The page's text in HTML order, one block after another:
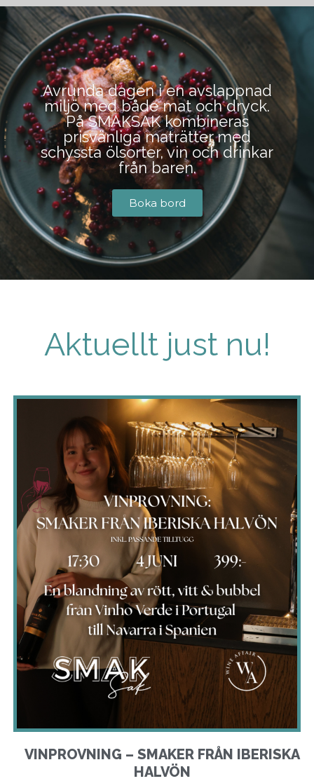
Avrunda dagen i en avslappnad
miljö med både mat och dryck.
På SMAKSAK kombineras
prisvänliga maträtter med
schyssta ölsorter, vin och drinkar
från baren.
Boka bord
Aktuellt just nu!
VINPROVNING – SMAKER FRÅN IBERISKA
HALVÖN